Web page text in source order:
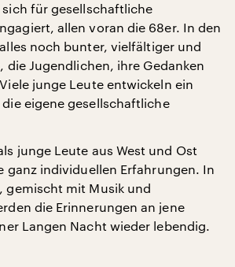
für gesellschaftliche
allen voran die 68er. In den
noch bunter, vielfältiger und
die Jugendlichen, ihre Gedanken
junge Leute entwickeln ein
eigene gesellschaftliche
junge Leute aus West und Ost
ganz individuellen Erfahrungen. In
gemischt mit Musik und
die Erinnerungen an jene
Langen Nacht wieder lebendig.